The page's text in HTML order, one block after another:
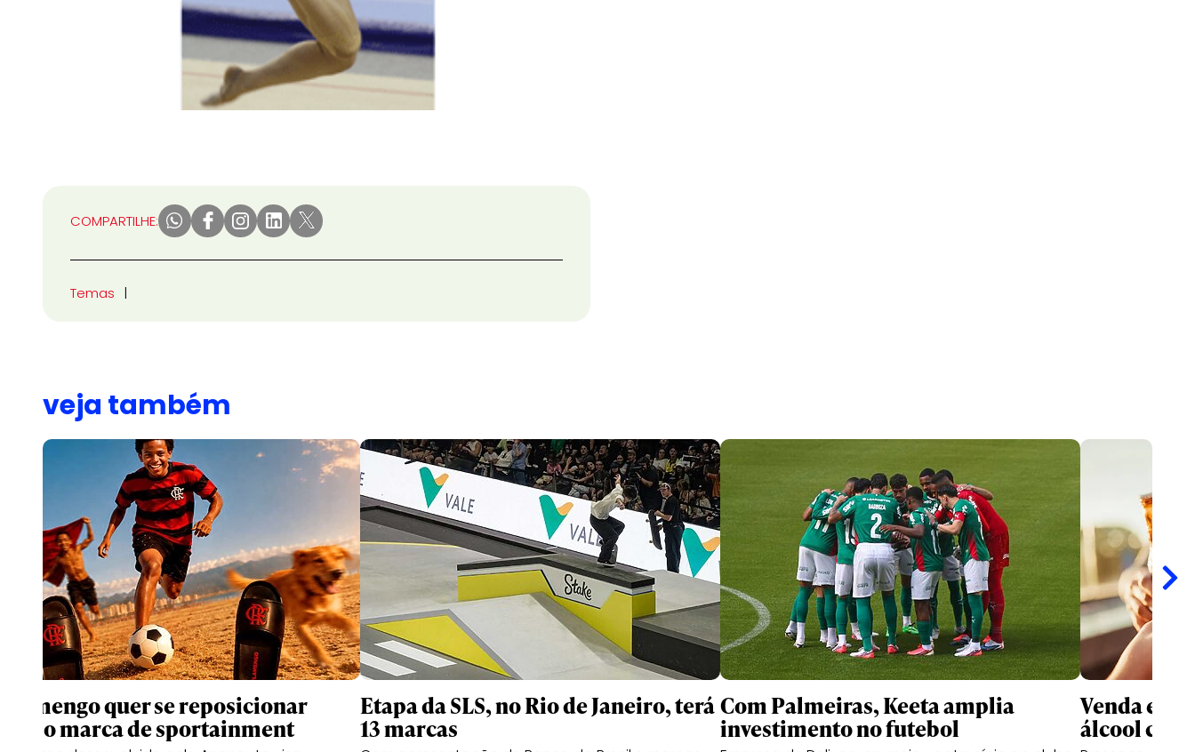
COMPARTILHE:
Temas
veja também
Flamengo quer se reposicionar
como marca de sportainment
Etapa da SLS, no Rio de Janeiro, terá
13 marcas
Com Palmeiras, Keeta amplia
investimento no futebol
Venda e
álcool